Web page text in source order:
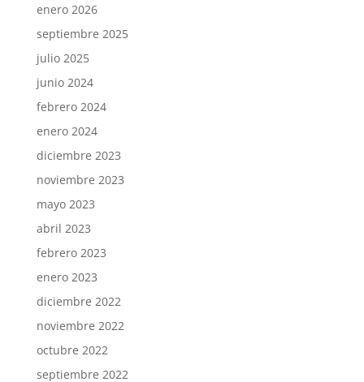
enero 2026
septiembre 2025
julio 2025
junio 2024
febrero 2024
enero 2024
diciembre 2023
noviembre 2023
mayo 2023
abril 2023
febrero 2023
enero 2023
diciembre 2022
noviembre 2022
octubre 2022
septiembre 2022